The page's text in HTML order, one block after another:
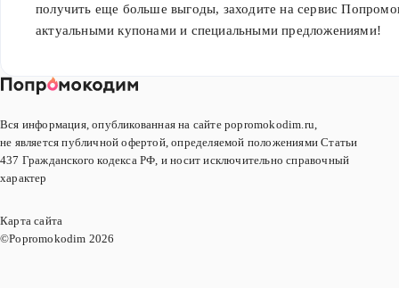
получить еще больше выгоды, заходите на сервис
актуальными купонами и специальными предложениями!
©Popromokodim 2026
Карта сайта
Вся информация, опубликованная на сайте popromokodim.ru,
не является публичной офертой, определяемой положениями Статьи
437 Гражданского кодекса РФ, и носит исключительно справочный
характер